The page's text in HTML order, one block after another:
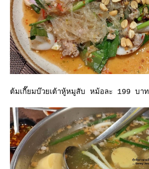
ต้มเกี๊ยมบ๊วยเต้าหู้หมูสับ หม้อละ 199 บาท